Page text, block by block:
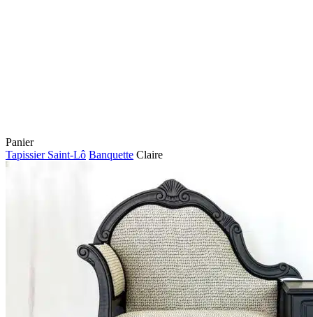
PanierFermer
le
Tapissier Saint-Lô Banquette Claire